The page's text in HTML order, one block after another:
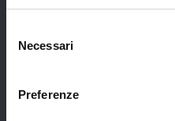
delNecessari
Preferenze
SPID - Sistema Pubblico
Tessera Sanitaria-Carta
Servizi